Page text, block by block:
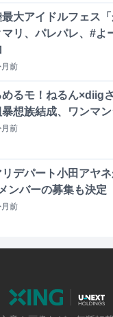
大アイドルフェス「
マリ、パレパレ、#よ
前
めるモ！ねるん×diig
想族結成、ワンマ
前
リデパート小田アヤ
ンバーの募集も決定
前